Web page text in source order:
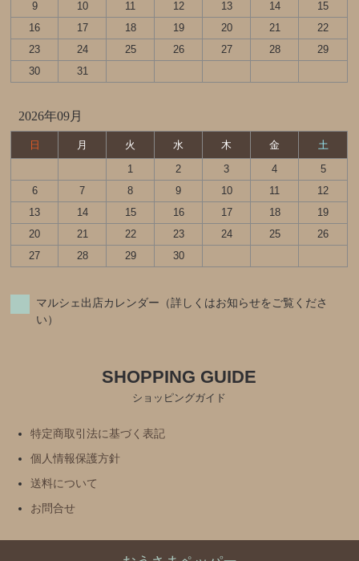
9
10 11 12 13 14
15
16
17 18 19 20 21
22
23
24 25 26 27 28
29
30
31
2026年09月
日 月 火 水 木 金
土
1
2 3 4
5
6
7 8 9 10 11
12
13
14 15 16 17 18
19
20
21 22 23 24 25
26
27
28 29 30
マルシェ出店カレンダー（詳しくはお知らせをご覧くださ
い）
SHOPPING GUIDE
ショッピングガイド
特定商取引法に基づく表記
個人情報保護方針
送料について
お問合せ